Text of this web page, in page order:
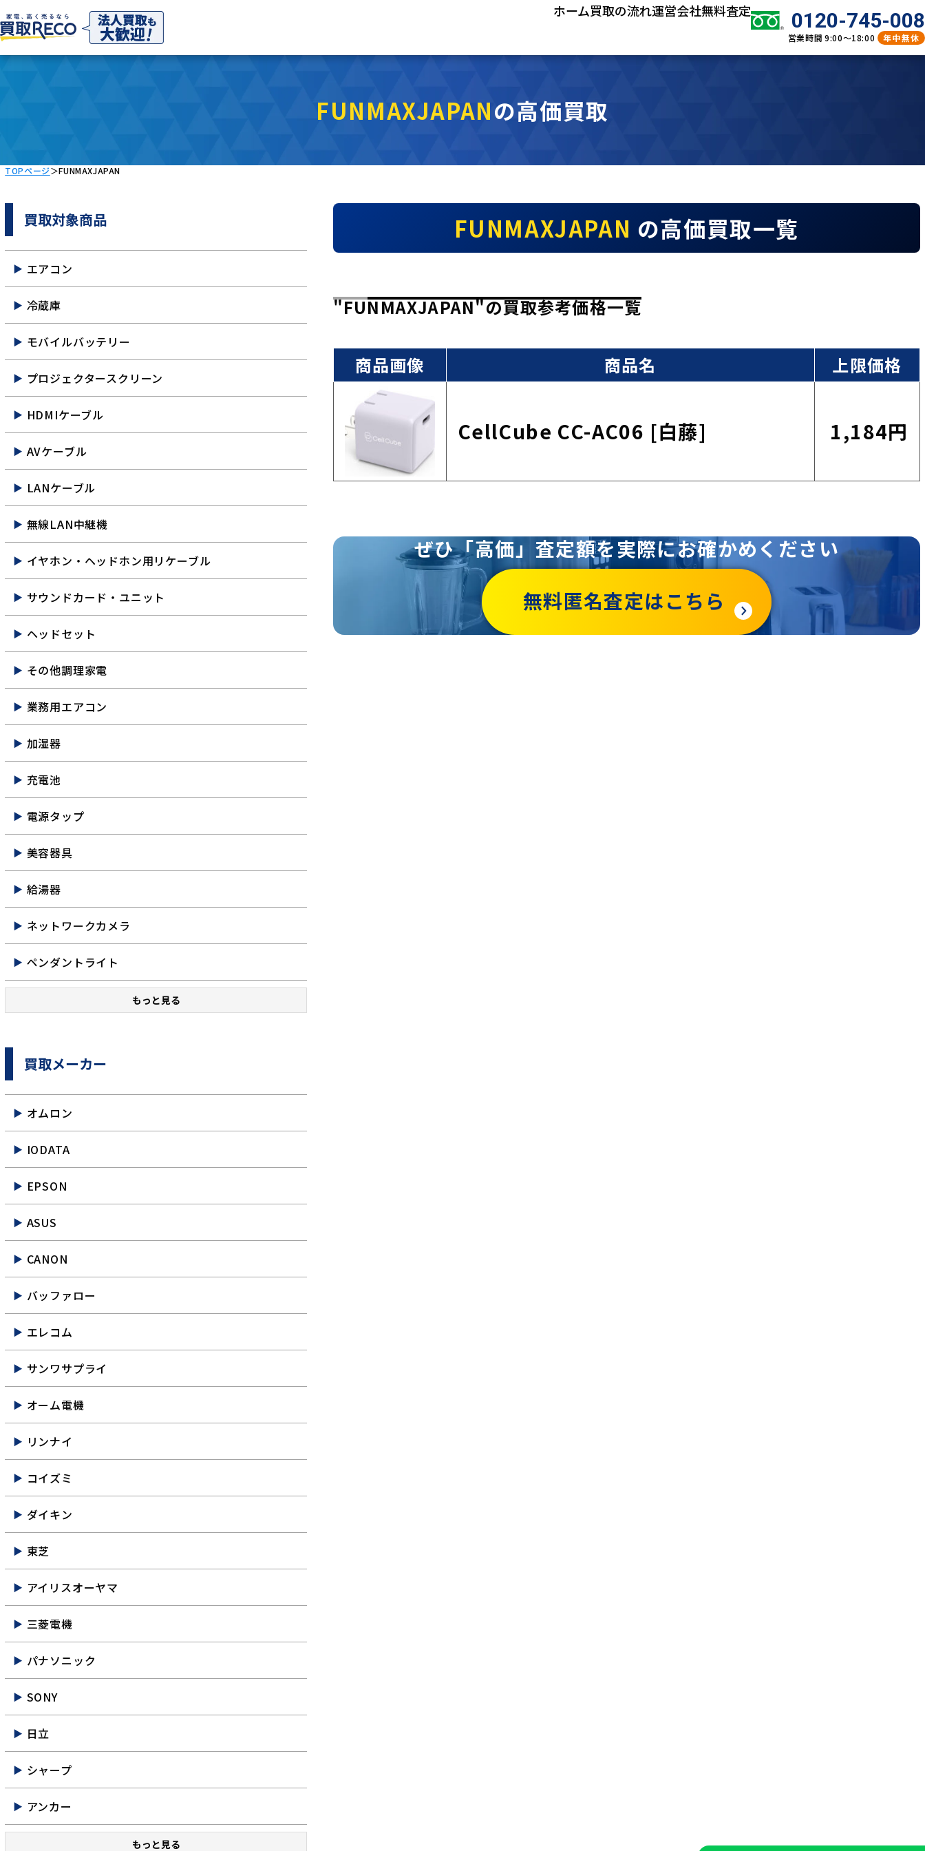
ホーム買取の流れ運営会社無料査定 0120-745-008
営業時間 9:00～18:00 年中無休
FUNMAXJAPANの高価買取
TOPページ＞FUNMAXJAPAN
FUNMAXJAPAN の高価買取一覧
"FUNMAXJAPAN"の買取参考価格一覧
商品画像 商品名 上限価格
CellCube CC-AC06 [白藤] 1,184円
ぜひ「高価」査定額を実際にお確かめください
無料匿名査定はこちら
買取対象商品
エアコン
冷蔵庫
モバイルバッテリー
プロジェクタースクリーン
HDMIケーブル
AVケーブル
LANケーブル
無線LAN中継機
イヤホン・ヘッドホン用リケーブル
サウンドカード・ユニット
ヘッドセット
その他調理家電
業務用エアコン
加湿器
充電池
電源タップ
美容器具
給湯器
ネットワークカメラ
ペンダントライト
もっと見る
買取メーカー
オムロン
IODATA
EPSON
ASUS
CANON
バッファロー
エレコム
サンワサプライ
オーム電機
リンナイ
コイズミ
ダイキン
東芝
アイリスオーヤマ
三菱電機
パナソニック
SONY
日立
シャープ
アンカー
もっと見る